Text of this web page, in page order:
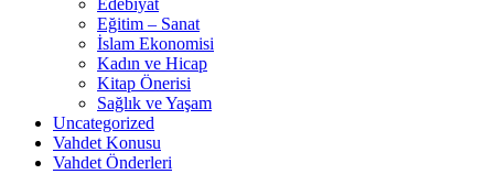
Edebiyat
Eğitim – Sanat
İslam Ekonomisi
Kadın ve Hicap
Kitap Önerisi
Sağlık ve Yaşam
Uncategorized
Vahdet Konusu
Vahdet Önderleri